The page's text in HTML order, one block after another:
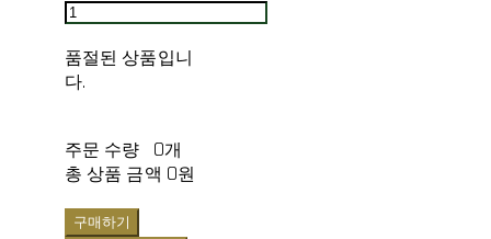
품절된 상품입니
다.
주문 수량
0개
총 상품 금액 0원
구매하기